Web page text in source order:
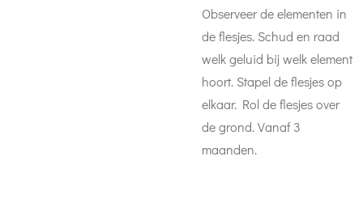
Observeer de elementen in
de flesjes. Schud en raad
welk geluid bij welk element
hoort. Stapel de flesjes op
elkaar. Rol de flesjes over
de grond. Vanaf 3
maanden.